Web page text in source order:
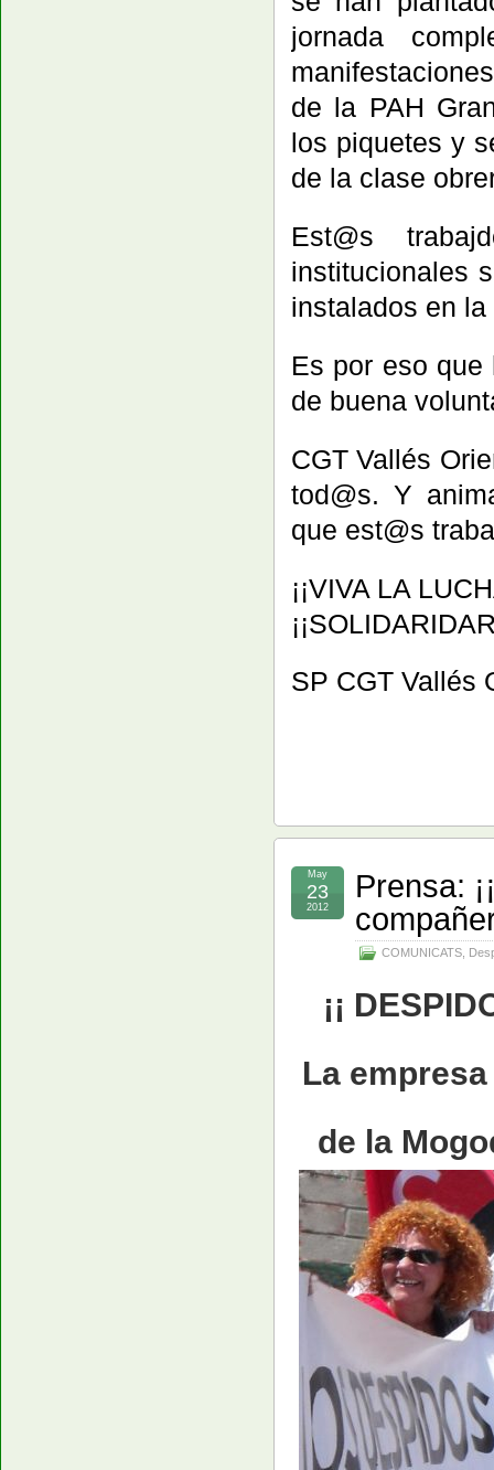
jornada
de la PAH
los piquetes y
de la clase
Est@s
institucionales
instalados en
Es por eso que
de buena
CGT Vallés
tod@s. Y
que est@s
¡¡VIVA LA
SP CGT Vallés
Prensa:
COMUNICATS
May
23
2012
¡¡
La empresa
de la